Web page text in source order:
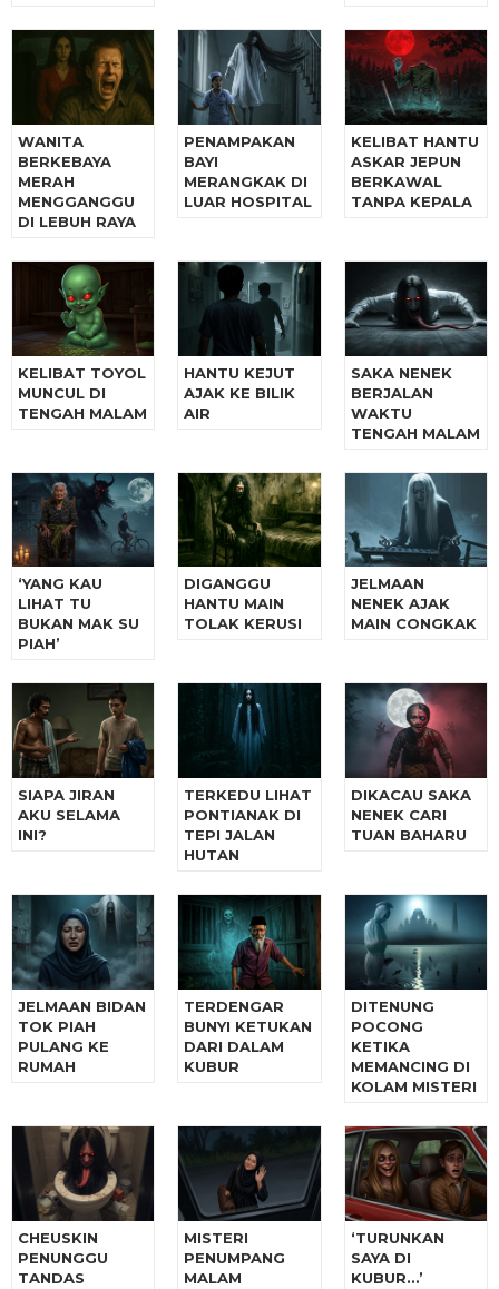
WANITA
BERKEBAYA
MERAH
MENGGANGGU
DI LEBUH RAYA
PENAMPAKAN
BAYI
MERANGKAK DI
LUAR HOSPITAL
KELIBAT HANTU
ASKAR JEPUN
BERKAWAL
TANPA KEPALA
KELIBAT TOYOL
MUNCUL DI
TENGAH MALAM
HANTU KEJUT
AJAK KE BILIK
AIR
SAKA NENEK
BERJALAN
WAKTU
TENGAH MALAM
‘YANG KAU
LIHAT TU
BUKAN MAK SU
PIAH’
DIGANGGU
HANTU MAIN
TOLAK KERUSI
JELMAAN
NENEK AJAK
MAIN CONGKAK
SIAPA JIRAN
AKU SELAMA
INI?
TERKEDU LIHAT
PONTIANAK DI
TEPI JALAN
HUTAN
DIKACAU SAKA
NENEK CARI
TUAN BAHARU
JELMAAN BIDAN
TOK PIAH
PULANG KE
RUMAH
TERDENGAR
BUNYI KETUKAN
DARI DALAM
KUBUR
DITENUNG
POCONG
KETIKA
MEMANCING DI
KOLAM MISTERI
CHEUSKIN
PENUNGGU
TANDAS
MISTERI
PENUMPANG
MALAM
‘TURUNKAN
SAYA DI
KUBUR…’